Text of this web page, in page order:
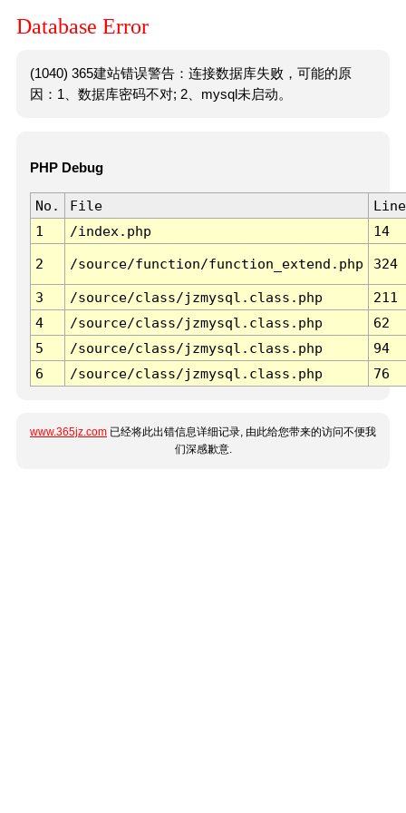
Database Error
(1040) 365建站错误警告：连接数据库失败，可能的原
因：1、数据库密码不对; 2、mysql未启动。
PHP Debug
No. File
Line
1
/index.php 14
2 /source/function/function_extend.php 324
3 /source/class/jzmysql.class.php
211
4
/source/class/jzmysql.class.php
62
5
/source/class/jzmysql.class.php
94
6
/source/class/jzmysql.class.php 76
www.365jz.com 已经将此出错信息详细记录, 由此给您带来的访问不便我
们深感歉意.